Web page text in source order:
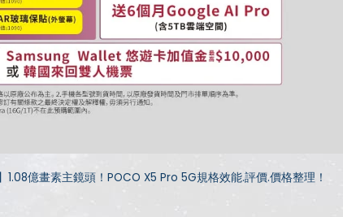
1.08億畫素主鏡頭！POCO X5 Pro 5G規格效能.評價.價格整理！